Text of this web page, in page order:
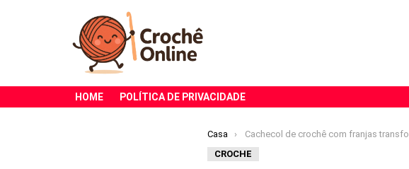
HOME POLÍTICA DE PRIVACIDADE
Você está aqui:
Casa
Cachecol de crochê com franjas transforma qualquer visual com aconchego e estilo
CROCHE